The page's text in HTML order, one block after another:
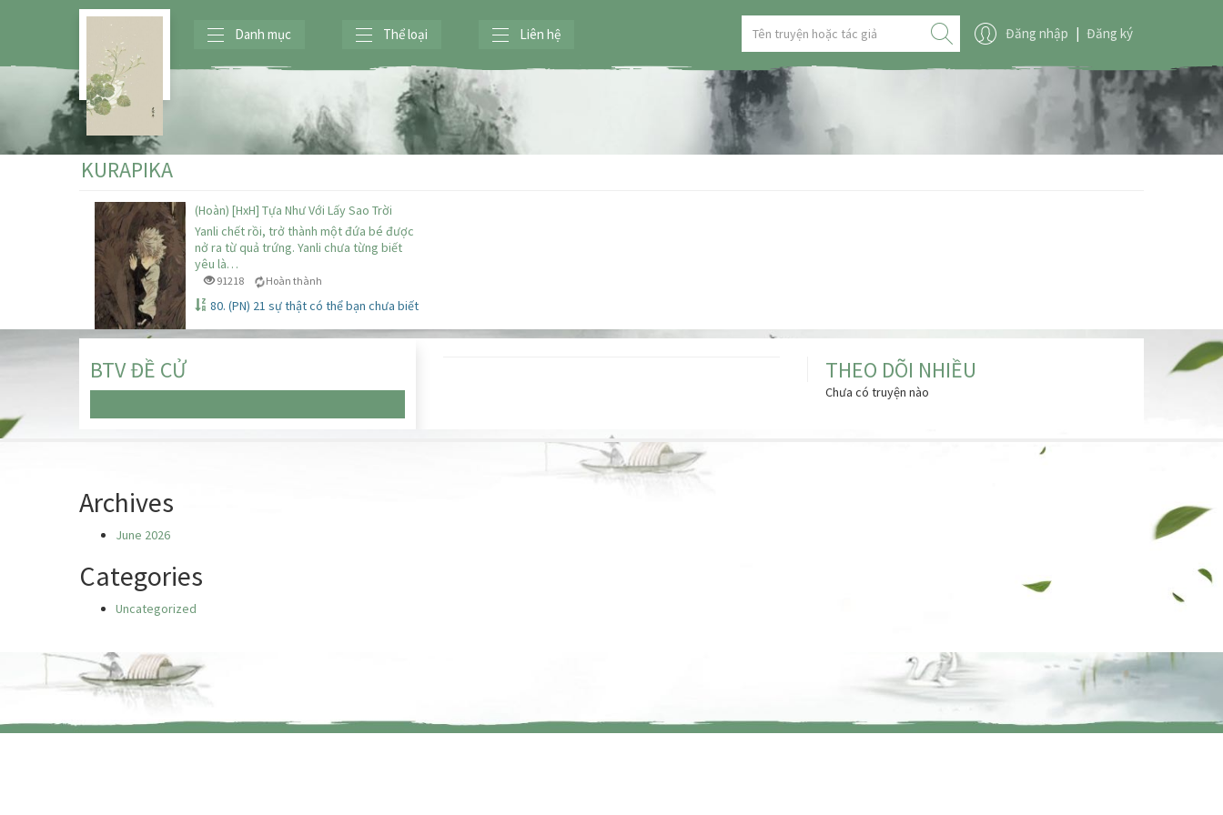
Danh mục Thể loại Liên hệ Đăng nhập | Đăng ký
KURAPIKA
(Hoàn) [HxH] Tựa Như Với Lấy Sao Trời
Yanli chết rồi, trở thành một đứa bé được
nở ra từ quả trứng. Yanli chưa từng biết
yêu là…
91218 Hoàn thành
80. (PN) 21 sự thật có thể bạn chưa biết
BTV ĐỀ CỬ THEO DÕI NHIỀU
Chưa có truyện nào
Archives
June 2026
Categories
Uncategorized